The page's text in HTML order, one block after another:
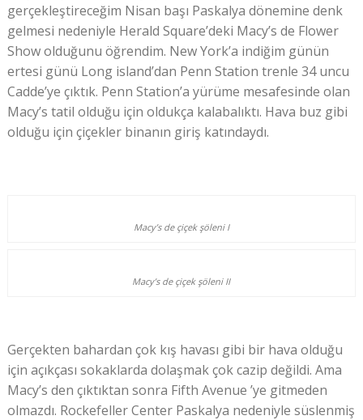
gerçekleştireceğim Nisan başı Paskalya dönemine denk
gelmesi nedeniyle Herald Square’deki Macy’s de Flower
Show olduğunu öğrendim. New York’a indiğim günün
ertesi günü Long island’dan Penn Station trenle 34 uncu
Cadde’ye çıktık. Penn Station’a yürüme mesafesinde olan
Macy’s tatil olduğu için oldukça kalabalıktı. Hava buz gibi
olduğu için çiçekler binanın giriş katındaydı.
Macy’s de çiçek şöleni I
Macy’s de çiçek şöleni II
Gerçekten bahardan çok kış havası gibi bir hava olduğu
için açıkçası sokaklarda dolaşmak çok cazip değildi. Ama
Macy’s den çıktıktan sonra Fifth Avenue ’ye gitmeden
olmazdı. Rockefeller Center Paskalya nedeniyle süslenmiş